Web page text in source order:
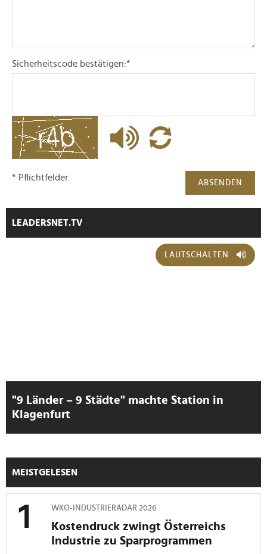
Sicherheitscode bestätigen:*
ABSENDEN
* Pflichtfelder.
LEADERSNET.TV
LAUTSCHALTEN
"9 Länder – 9 Städte" machte Station in
Klagenfurt
MEISTGELESEN
WKO-INDUSTRIERADAR 2026
Kostendruck zwingt Österreichs
Industrie zu Sparprogrammen